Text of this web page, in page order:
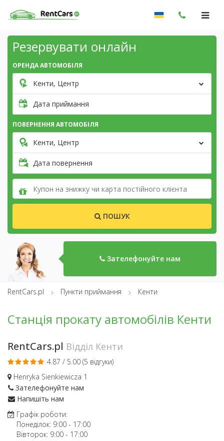
Резервувати онлайн
ОРЕНДА АВТОМОБІЛЯ
Кенти, Центр
Дата приймання
ПОВЕРНЕННЯ АВТОМОБІЛЯ
Кенти, Центр
Дата повернення
ПОШУК
Зателефонуйте нам
RentCars.pl Пункти приймання Кенти
Станція прокату автомобілів Кенти
RentCars.pl Відділ Кенти
4.87 / 5.00 (5 відгуки)
Henryka Sienkiewicza 1
Зателефонуйте нам
Напишіть нам
Графік роботи:
Понеділок: 9:00 - 17:00
Вівторок: 9:00 - 17:00